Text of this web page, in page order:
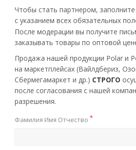
Чтобы стать партнером,
с указанием всех обязательных
После модерации вы получите
заказывать товары по оптовой
Продажа нашей продукции Polar и
на маркетплейсах (Вайлдбериз,
Сбермегамаркет и др.) СТРОГО
после согласования с нашей
разрешения.
Фамилия Имя Отчество *